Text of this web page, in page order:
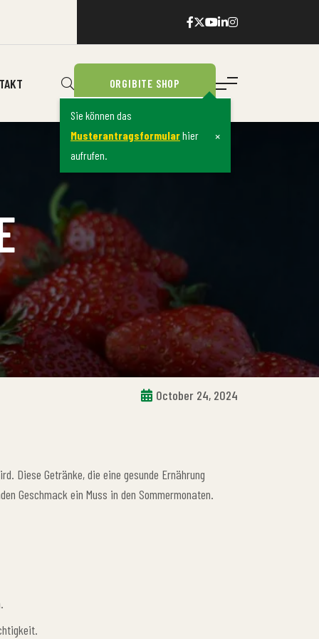
ORGIBITE SHOP
Sie können das
Musterantragsformularhier
aufrufen.
×
October 24, 2024
Diese Getränke, die eine gesunde Ernährung
Geschmack ein Muss in den Sommermonaten.